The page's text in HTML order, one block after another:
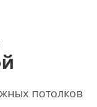
потолков